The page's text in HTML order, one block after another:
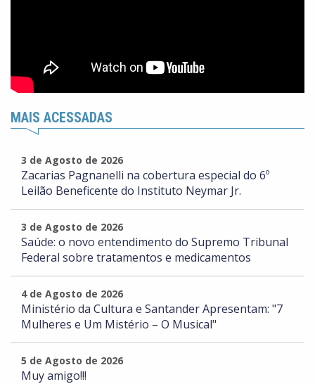
MAIS ACESSADAS
3 de Agosto de 2026
Zacarias Pagnanelli na cobertura especial do 6º
Leilão Beneficente do Instituto Neymar Jr.
3 de Agosto de 2026
Saúde: o novo entendimento do Supremo Tribunal
Federal sobre tratamentos e medicamentos
4 de Agosto de 2026
Ministério da Cultura e Santander Apresentam: "7
Mulheres e Um Mistério – O Musical"
5 de Agosto de 2026
Muy amigo!!!